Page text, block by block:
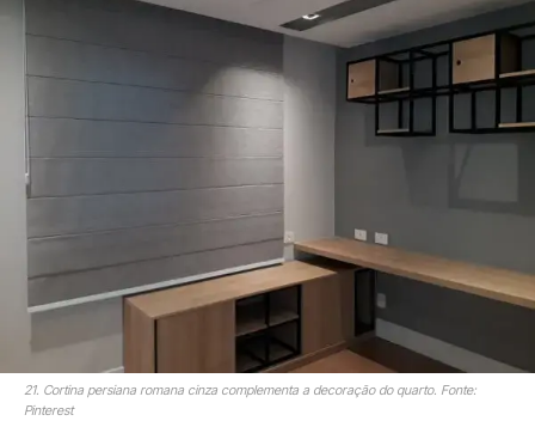
21. Cortina persiana romana cinza complementa a decoração do quarto. Fonte:
Pinterest